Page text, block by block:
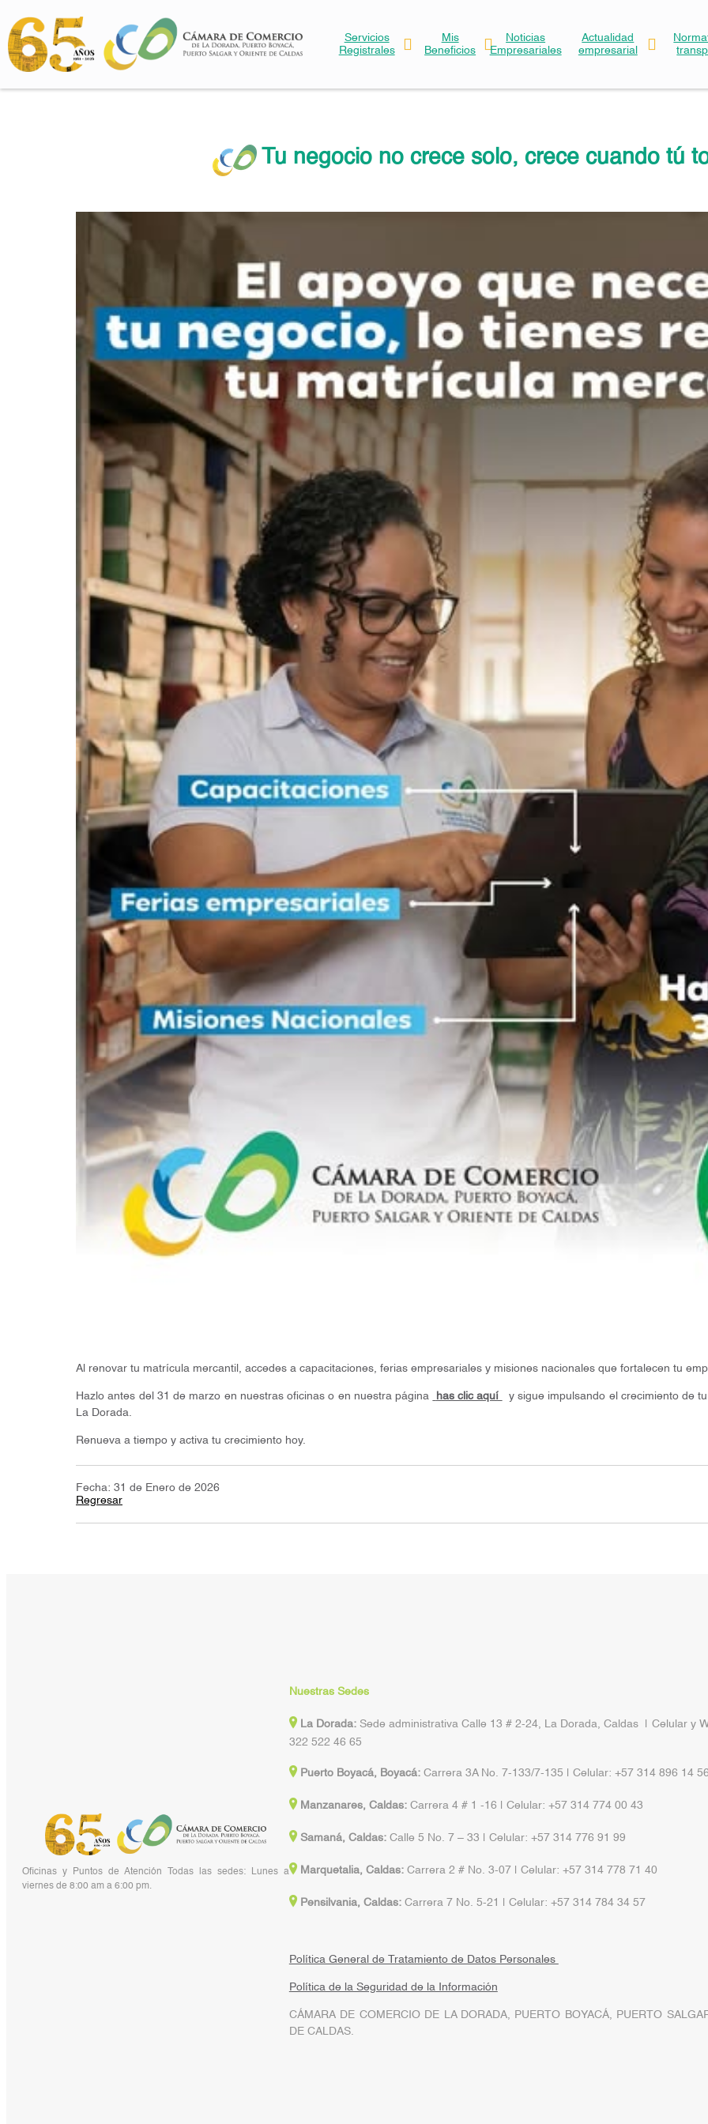
Servicios
Registrales
Mis
Beneficios
Noticias
Empresariales
Actualidad
empresarial
Tu negocio no crece solo, crece cuando tú
Al renovar tu matrícula mercantil, accedes a capacitaciones, ferias empresariales y misiones nacionales que fortalecen tu
Hazlo antes del 31 de marzo en nuestras oficinas o en nuestra página has clic aquí
y sigue impulsando el crecimiento de
La Dorada.
Renueva a tiempo y activa tu crecimiento hoy.
Fecha: 31 de Enero de 2026
Regresar
Oficinas y Puntos de Atención Todas las sedes: Lunes a
viernes de 8:00 am a 6:00 pm.
Nuestras Sedes
La Dorada:Sede administrativa Calle 13 # 2-24, La Dorada, Caldas | Celular y
322 522 46 65
Puerto Boyacá, Boyacá:Carrera 3A No. 7-133/7-135 | Celular: +57 314 896 14
Manzanares, Caldas:Carrera 4 # 1 -16 | Celular: +57 314 774 00 43
Samaná, Caldas: Calle 5 No. 7 – 33 | Celular: +57 314 776 91 99
Marquetalia, Caldas:Carrera 2 # No. 3-07 | Celular: +57 314 778 71 40
Pensilvania, Caldas:Carrera 7 No. 5-21 | Celular: +57 314 784 34 57
Política General de Tratamiento de Datos Personales
Política de la Seguridad de la Información
CÁMARA DE COMERCIO DE LA DORADA, PUERTO BOYACÁ, PUERTO
DE CALDAS.